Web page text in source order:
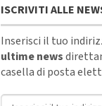
ISCRIVITI ALLE
Inserisci il tuo
ultime news
casella di posta
Indirizzo email